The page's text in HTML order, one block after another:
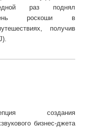
раз поднял
роскоши в
получив
создания
бизнес-джета